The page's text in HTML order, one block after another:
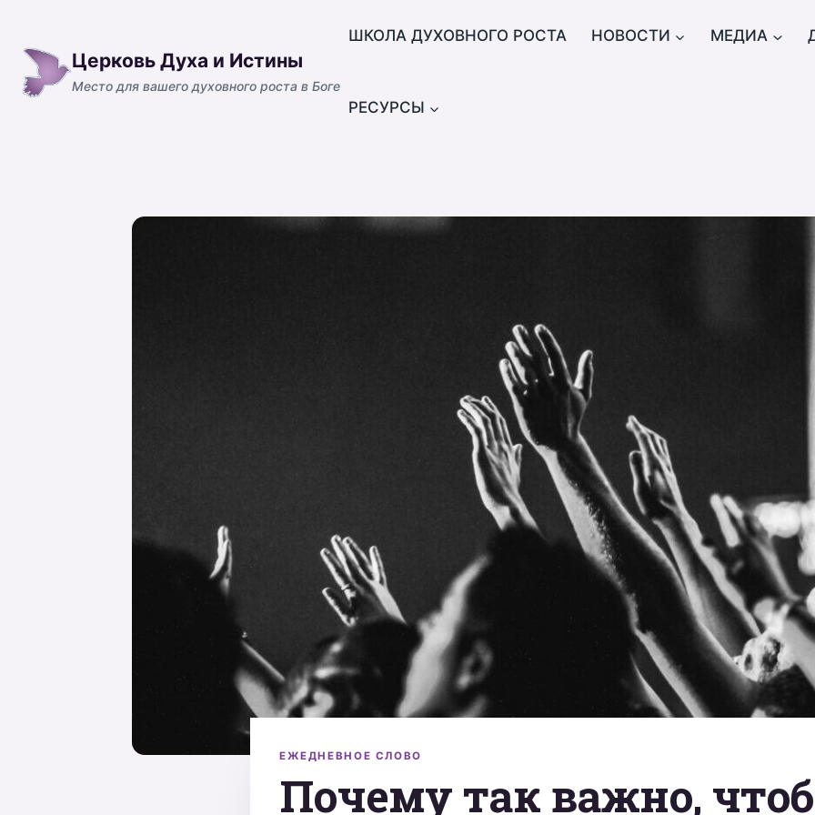
содержимомуЦерковь Духа и Истины
Место для вашего духовного роста в Боге
ШКОЛА ДУХОВНОГО РОСТА НОВОСТИ МЕДИА
РЕСУРСЫ
ЕЖЕДНЕВНОЕ СЛОВО
Почему так важно,